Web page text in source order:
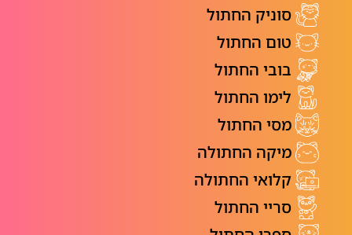
סוניק החתול
טום החתול
בובי החתול
לימו החתול
מסי החתול
מיקה החתולה
קלואי החתולה
סריי החתול